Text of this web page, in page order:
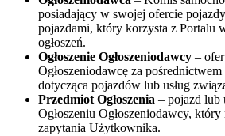
posiadający w swojej ofercie
pojazdami, który korzysta z Portalu
ogłoszeń.
Ogłoszenie Ogłoszeniodawcy –
Ogłoszeniodawcę za
dotycząca pojazdów lub usług
Przedmiot Ogłoszenia – pojazd lub
Ogłoszeniu Ogłoszeniodawcy,
zapytania Użytkownika.